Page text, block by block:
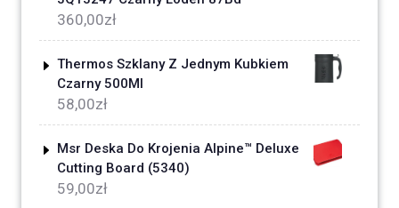
360,00zł
Thermos Szklany Z Jednym Kubkiem
Czarny 500Ml
58,00zł
Msr Deska Do Krojenia Alpine™ Deluxe
Cutting Board (5340)
59,00zł